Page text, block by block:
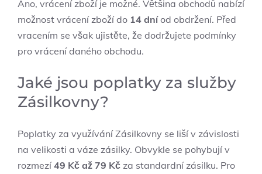
Ano, vrácení zboží je možné. Většina obchodů nabízí
možnost vrácení zboží do 14 dníod obdržení. Před
vracením se však ujistěte, že dodržujete podmínky
pro vrácení daného obchodu.
Jaké jsou poplatky za služby
Zásilkovny?
Poplatky za využívání Zásilkovny se liší v závislosti
na velikosti a váze zásilky. Obvykle se pohybují v
rozmezí49 Kč až 79 Kč za standardní zásilku. Pro